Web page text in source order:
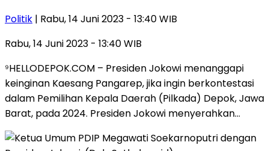
Politik | Rabu, 14 Juni 2023 - 13:40 WIB
Rabu, 14 Juni 2023 - 13:40 WIB
⁹HELLODEPOK.COM – Presiden Jokowi menanggapi
keinginan Kaesang Pangarep, jika ingin berkontestasi
dalam Pemilihan Kepala Daerah (Pilkada) Depok, Jawa
Barat, pada 2024. Presiden Jokowi menyerahkan…